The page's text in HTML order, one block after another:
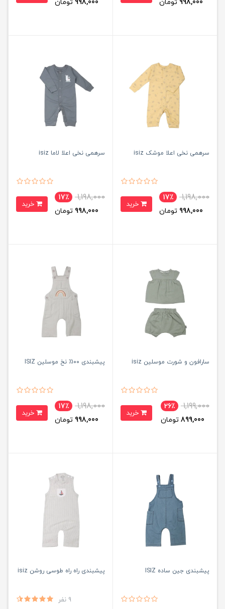
998,000 تومان
998,000 تومان
سرهمی نخی اعلا موشک isiz
1,198,000
17٪
998,000 تومان
سرهمی نخی اعلا لاما isiz
1,198,000
17٪
998,000 تومان
سارافون و شورت موسلین isiz
1,199,000
26٪
899,000 تومان
پیشبندی ۱۰۰٪ نخ موسلین ISIZ
1,198,000
17٪
998,000 تومان
پیشبندی جین ساده ISIZ پیشبندی راه راه طوسی روشن isiz
9 نفر